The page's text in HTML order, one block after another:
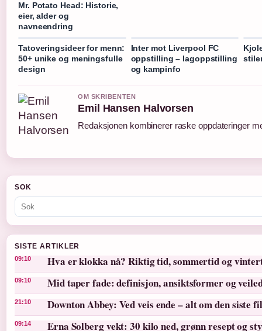
Mr. Potato Head: Historie,
eier, alder og
navneendring
Tatoveringsideer for menn:
50+ unike og meningsfulle
design
Inter mot Liverpool FC
oppstilling – lagoppstilling
og kampinfo
OM SKRIBENTEN
Emil Hansen Halvorsen
Redaksjonen kombinerer raske oppdateringer
SOK
SISTE ARTIKLER
09:10 Hva er klokka nå? Riktig tid, sommertid og
09:10 Mid taper fade: definisjon, ansiktsformer og
21:10 Downton Abbey: Ved veis ende – alt om den siste
09:14 Erna Solberg vekt: 30 kilo ned, grønn resept og